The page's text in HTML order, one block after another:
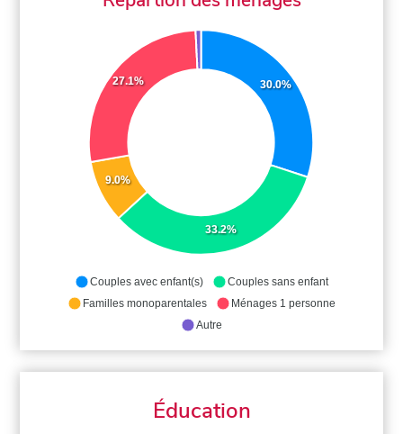
30.0%
33.2%
9.0%
27.1%
Couples avec enfant(s)
Couples sans enfant
Familles monoparentales
Ménages 1 personne
Autre
Éducation